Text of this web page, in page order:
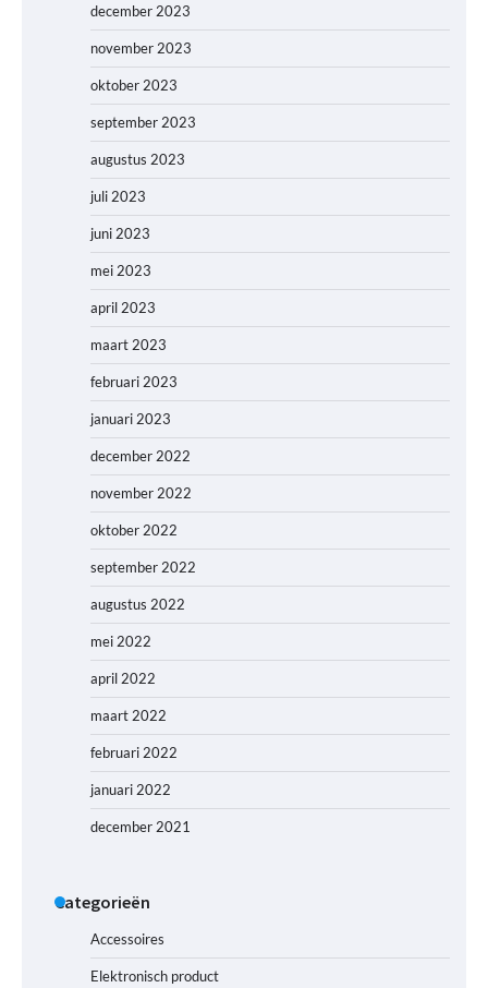
december 2023
november 2023
oktober 2023
september 2023
augustus 2023
juli 2023
juni 2023
mei 2023
april 2023
maart 2023
februari 2023
januari 2023
december 2022
november 2022
oktober 2022
september 2022
augustus 2022
mei 2022
april 2022
maart 2022
februari 2022
januari 2022
december 2021
Categorieën
Accessoires
Elektronisch product